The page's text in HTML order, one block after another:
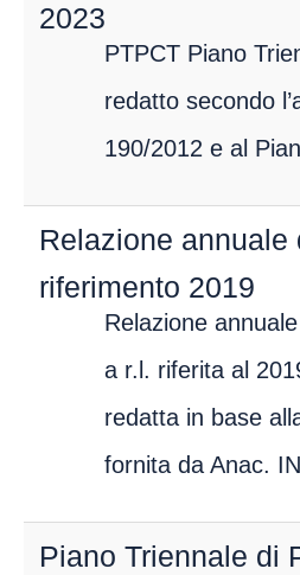
2023
PTPCT Piano
redatto secondo
190/2012 e al
Relazione
riferimento 2019
Relazione
a r.l. riferita al
redatta in base
fornita da Anac.
Piano Triennale di